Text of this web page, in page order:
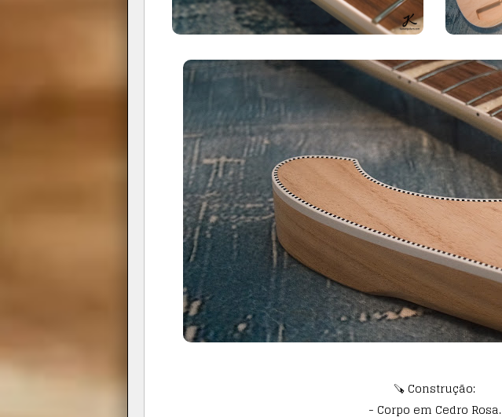
🪚 Construção:
- Corpo em Cedro Rosa.